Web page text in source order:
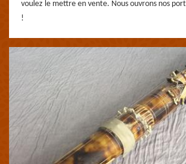
voulez le mettre en vente. Nous ouvrons nos
!